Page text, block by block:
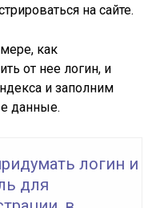
на сайте.
как
от нее логин, и
и заполним
данные.
логин и
для